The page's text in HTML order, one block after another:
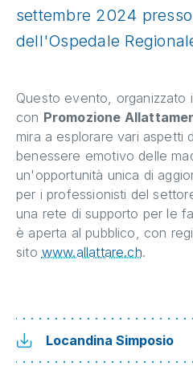
settembre 2024
dell'Ospedale
Questo evento, organizzato
con Promozione
mira a esplorare vari aspetti
benessere emotivo delle
un'opportunità unica di
per i professionisti del
una rete di supporto per le
è aperta al pubblico, con
sito www.allattare.ch.
Locandina Simposio